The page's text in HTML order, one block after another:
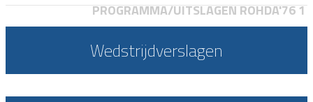
PROGRAMMA/UITSLAGEN ROHDA'76 1
Wedstrijdverslagen